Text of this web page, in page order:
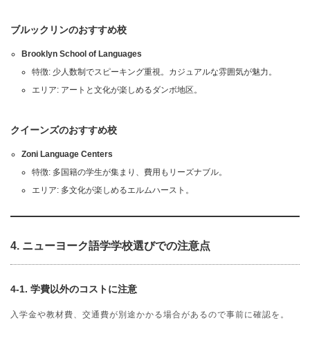
ブルックリンのおすすめ校
Brooklyn School of Languages
特徴: 少人数制でスピーキング重視。カジュアルな雰囲気が魅力。
エリア: アートと文化が楽しめるダンボ地区。
クイーンズのおすすめ校
Zoni Language Centers
特徴: 多国籍の学生が集まり、費用もリーズナブル。
エリア: 多文化が楽しめるエルムハースト。
4. ニューヨーク語学学校選びでの注意点
4-1. 学費以外のコストに注意
入学金や教材費、交通費が別途かかる場合があるので事前に確認を。